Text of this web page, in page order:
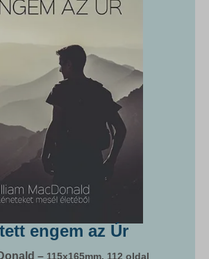
engem az Úr
– 115x165mm, 112 oldal